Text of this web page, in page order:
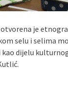
je
selu i selima
dijelu